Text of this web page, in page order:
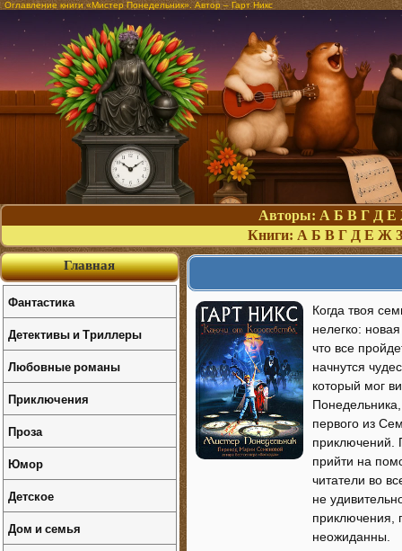
Оглавление книги «Мистер Понедельник». Автор – Гарт Никс
Авторы: А Б В Г Д Е
Книги: А Б В Г Д Е Ж З
Когда твоя
нелегко:
что все
начнутся
который мог
первого из
приключений.
прийти на
читатели во
не
приключения,
неожиданны.
Главная
Фантастика
Детективы и Триллеры
Любовные романы
Приключения
Проза
Юмор
Детское
Дом и семья